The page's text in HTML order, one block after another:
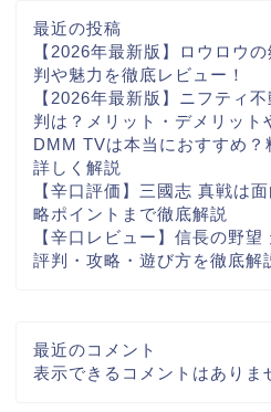
最近の投稿
【2026年最新版】ロウロウ
判や魅力を徹底レビュー！
【2026年最新版】ニフティ
判は？メリット・デメリット
DMM TVは本当におすすめ？
詳しく解説
【辛口評価】三國志 真戦は
略ポイントまで徹底解説
【辛口レビュー】信長の野
評判・攻略・遊び方を徹底解
最近のコメント
表示できるコメントはありま